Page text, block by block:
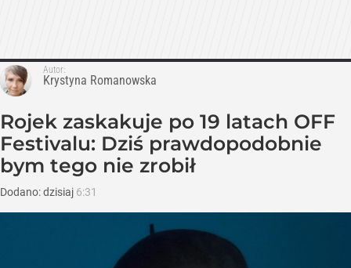
Autor:
Krystyna Romanowska
Rojek zaskakuje po 19 latach OFF
Festivalu: Dziś prawdopodobnie
bym tego nie zrobił
Dodano:dzisiaj 6:31